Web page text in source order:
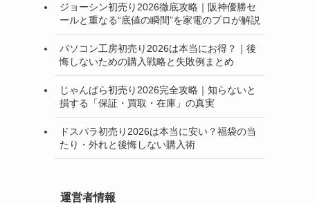
ジョーシン初売り2026徹底攻略｜阪神優勝セ
ールと重なる“底値の瞬間”を家電のプロが解説
パソコン工房初売り2026は本当にお得？｜後
悔しないための購入戦略と失敗例まとめ
じゃんぱら初売り2026完全攻略｜知らないと
損する「保証・買取・在庫」の真実
ドスパラ初売り2026は本当に安い？福袋の当
たり・外れと後悔しない購入術
運営者情報